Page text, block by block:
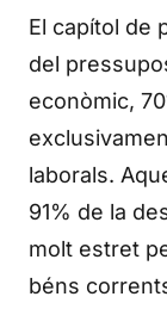
El capítol de
del
econòmic,
laborals.
91% de la
molt estret
béns